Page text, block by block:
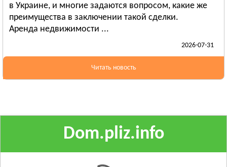
Гадяч
Глобино
РОВЕНСКАЯ ОБЛАСТЬ
Березно
Смотреть всё
СУМСКАЯ ОБЛАСТЬ
в Украине, и многие задаются вопросом, какие же
преимущества в заключении такой сделки.
Аренда недвижимости ...
2026-07-31
Читать новость
Dom.pliz.info